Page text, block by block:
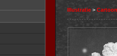
Illustratie >